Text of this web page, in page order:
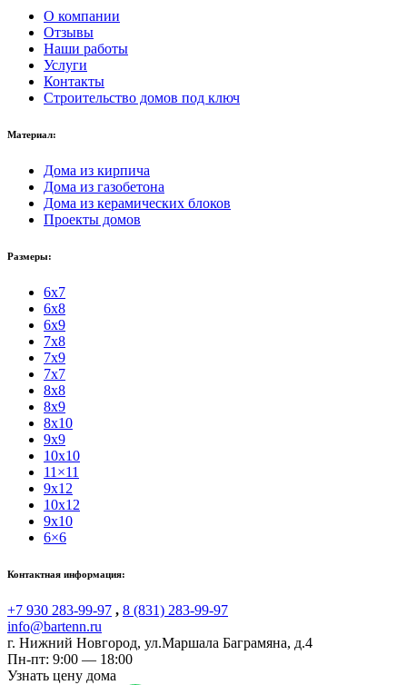
О компании
Отзывы
Наши работы
Услуги
Контакты
Строительство домов под ключ
Материал:
Дома из кирпича
Дома из газобетона
Дома из керамических блоков
Проекты домов
Размеры:
6x7
6x8
6x9
7x8
7x9
7x7
8x8
8x9
8x10
9x9
10x10
11×11
9x12
10x12
9x10
6×6
Контактная информация:
+7 930 283-99-97 , 8 (831) 283-99-97
info@bartenn.ru
г. Нижний Новгород, ул.Маршала Баграмяна, д.4
Пн-пт: 9:00 — 18:00
Узнать цену дома